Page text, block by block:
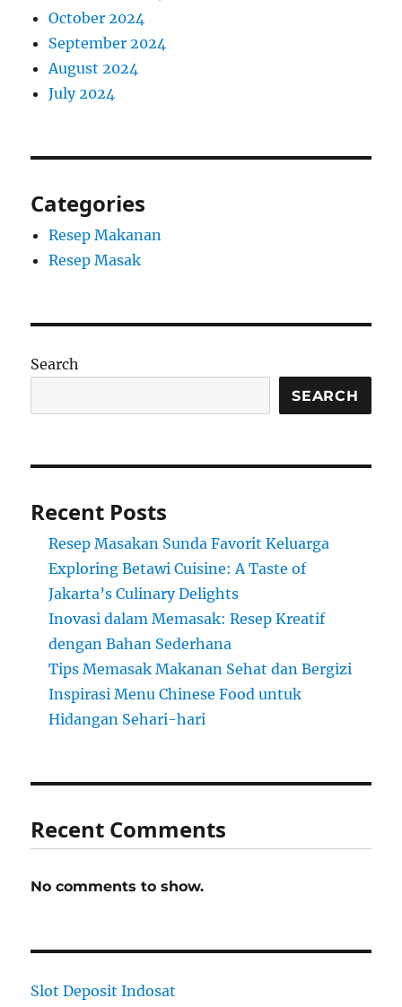
October 2024
September 2024
August 2024
July 2024
Categories
Resep Makanan
Resep Masak
Search
SEARCH
Recent Posts
Resep Masakan Sunda Favorit Keluarga
Exploring Betawi Cuisine: A Taste of
Jakarta’s Culinary Delights
Inovasi dalam Memasak: Resep Kreatif
dengan Bahan Sederhana
Tips Memasak Makanan Sehat dan Bergizi
Inspirasi Menu Chinese Food untuk
Hidangan Sehari-hari
Recent Comments
No comments to show.
Slot Deposit Indosat